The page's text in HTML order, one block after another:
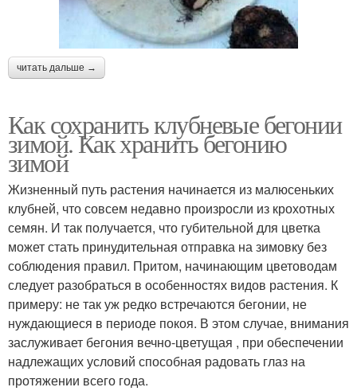
читать дальше →
Как сохранить клубневые бегонии
зимой. Как хранить бегонию
зимой
Жизненный путь растения начинается из малюсеньких
клубней, что совсем недавно произросли из крохотных
семян. И так получается, что губительной для цветка
может стать принудительная отправка на зимовку без
соблюдения правил. Притом, начинающим цветоводам
следует разобраться в особенностях видов растения. К
примеру: не так уж редко встречаются бегонии, не
нуждающиеся в периоде покоя. В этом случае, внимания
заслуживает бегония вечно-цветущая , при обеспечении
надлежащих условий способная радовать глаз на
протяжении всего года.